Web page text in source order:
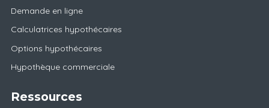
Demande en ligne
Calculatrices hypothécaires
Options hypothécaires
Hypothèque commerciale
Ressources